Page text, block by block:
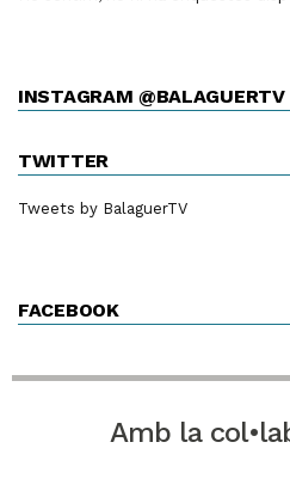
INSTAGRAM @BALAGUERTV
TWITTER
Tweets by BalaguerTV
FACEBOOK
Amb la